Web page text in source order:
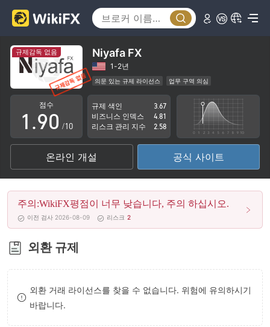
규제감독 없음 Niyafa FX
1-2년
의문 있는 규제 라이선스
업무 구역 의심
잠재적 위험성이 높음
점수
0
1
2
3
4
5
6
7
8
9
.
5
6
7
8
90
1
2
3
4
5
6
7
8
/10
규제 색인
3.67
비즈니스 인덱스
4.81
리스크 관리 지수
2.58
온라인 개설 공식 사이트
주의:WikiFX평점이 너무 낮습니다, 주의 하십시오.
이전 검사 2026-08-09 리스크 2
외환 규제
외환 거래 라이선스를 찾을 수 없습니다. 위험에 유의하시기
바랍니다.